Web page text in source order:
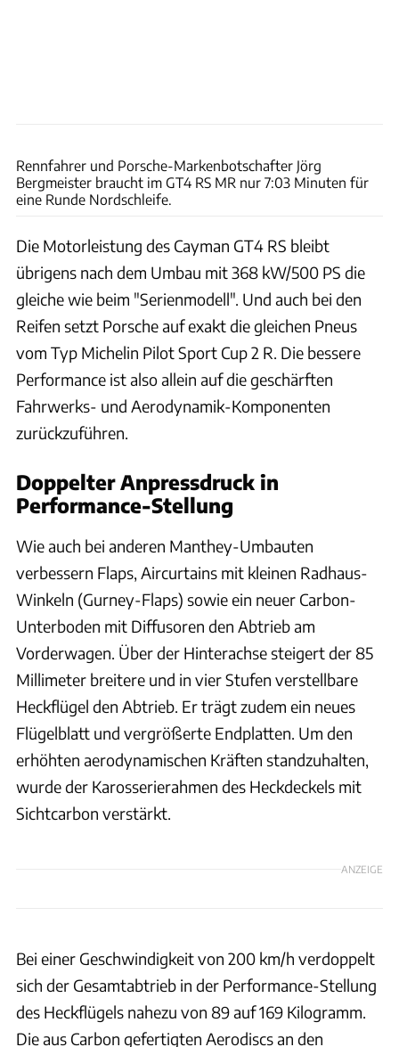
Rennfahrer und Porsche-Markenbotschafter Jörg
Bergmeister braucht im GT4 RS MR nur 7:03 Minuten für
eine Runde Nordschleife.
Die Motorleistung des Cayman GT4 RS bleibt
übrigens nach dem Umbau mit 368 kW/500 PS die
gleiche wie beim "Serienmodell". Und auch bei den
Reifen setzt Porsche auf exakt die gleichen Pneus
vom Typ Michelin Pilot Sport Cup 2 R. Die bessere
Performance ist also allein auf die geschärften
Fahrwerks- und Aerodynamik-Komponenten
zurückzuführen.
Doppelter Anpressdruck in
Performance-Stellung
Wie auch bei anderen Manthey-Umbauten
verbessern Flaps, Aircurtains mit kleinen Radhaus-
Winkeln (Gurney-Flaps) sowie ein neuer Carbon-
Unterboden mit Diffusoren den Abtrieb am
Vorderwagen. Über der Hinterachse steigert der 85
Millimeter breitere und in vier Stufen verstellbare
Heckflügel den Abtrieb. Er trägt zudem ein neues
Flügelblatt und vergrößerte Endplatten. Um den
erhöhten aerodynamischen Kräften standzuhalten,
wurde der Karosserierahmen des Heckdeckels mit
Sichtcarbon verstärkt.
ANZEIGE
Bei einer Geschwindigkeit von 200 km/h verdoppelt
sich der Gesamtabtrieb in der Performance-Stellung
des Heckflügels nahezu von 89 auf 169 Kilogramm.
Die aus Carbon gefertigten Aerodiscs an den